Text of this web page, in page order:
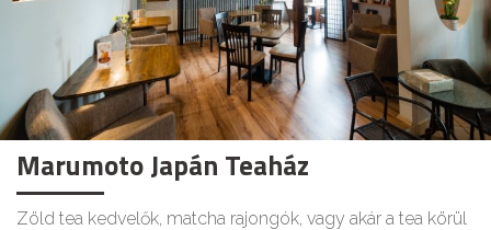
Marumoto Japán Teaház
Zöld tea kedvelők, matcha rajongók, vagy akár a tea körül